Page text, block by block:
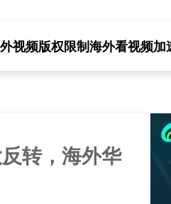
视频版权限制海外看视频加
转，海外华